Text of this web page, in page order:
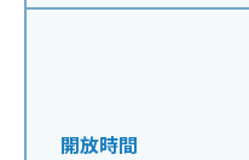
開放時間